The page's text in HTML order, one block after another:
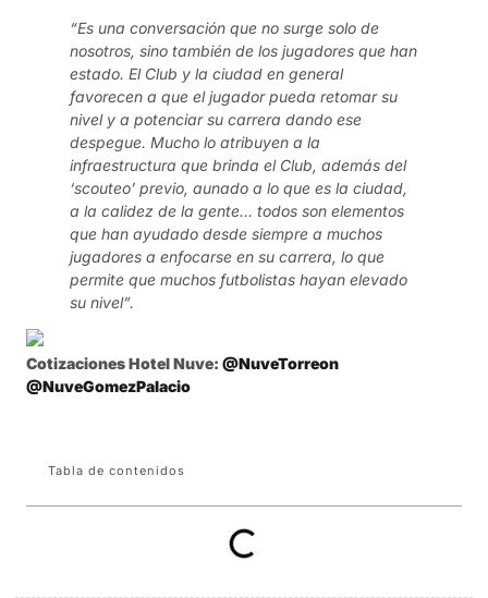
“Es una conversación que no surge solo de
nosotros, sino también de los jugadores que han
estado. El Club y la ciudad en general
favorecen a que el jugador pueda retomar su
nivel y a potenciar su carrera dando ese
despegue. Mucho lo atribuyen a la
infraestructura que brinda el Club, además del
‘scouteo’ previo, aunado a lo que es la ciudad,
a la calidez de la gente… todos son elementos
que han ayudado desde siempre a muchos
jugadores a enfocarse en su carrera, lo que
permite que muchos futbolistas hayan elevado
su nivel”.
Cotizaciones Hotel Nuve: @NuveTorreon
@NuveGomezPalacio
Tabla de contenidos